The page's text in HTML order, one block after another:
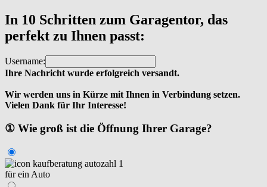
In 10 Schritten zum Garagentor, das
perfekt zu Ihnen passt:
Username:
Ihre Nachricht wurde erfolgreich versandt.
Wir werden uns in Kürze mit Ihnen in Verbindung setzen.
Vielen Dank für Ihr Interesse!
① Wie groß ist die Öffnung Ihrer Garage?
für ein Auto